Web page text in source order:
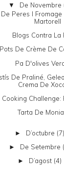
▼ De Novembre
Peres I Fromage
Martorell
Blogs Contra La
Pots De Crème De
Pa D'olives
De Praliné,
Crema De
Cooking Challenge:
Tarta De
► D’octubre (7)
► De Setembre
► D’agost (4)